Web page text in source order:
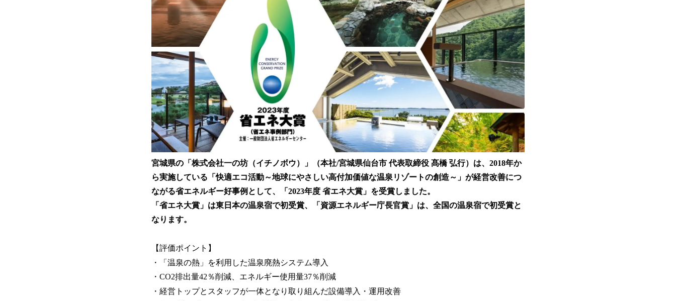
込
み
中
で
す
宮城県の「株式会社⼀の坊（イチノボウ）」（本社/宮城県仙台市 代表取締役 髙橋 弘行）は、2018年か
ら実施している「快適エコ活動～地球にやさしい高付加価値な温泉リゾートの創造～」が経営改善につ
ながる省エネルギー好事例として、「2023年度 省エネ大賞」を受賞しました。
「省エネ大賞」は東日本の温泉宿で初受賞、「資源エネルギー庁長官賞」は、全国の温泉宿で初受賞と
なります。
【評価ポイント】
・「温泉の熱」を利用した温泉廃熱システム導入
・CO2排出量42％削減、エネルギー使用量37％削減
・経営トップとスタッフが一体となり取り組んだ設備導入・運用改善